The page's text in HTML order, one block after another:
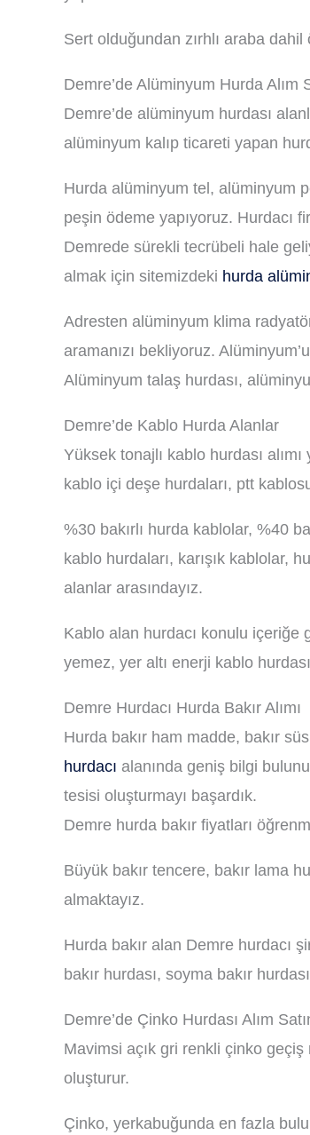
Sert olduğundan zırhlı araba dahil
Demre’de Alüminyum Hurda Alım
Demre’de alüminyum hurdası
alüminyum kalıp ticareti yapan
Hurda alüminyum tel, alüminyum
peşin ödeme yapıyoruz. Hurdacı
Demrede sürekli tecrübeli hale
almak için sitemizdeki hurda
Adresten alüminyum klima
aramanızı bekliyoruz.
Alüminyum talaş hurdası,
Demre’de Kablo Hurda Alanlar
Yüksek tonajlı kablo hurdası
kablo içi deşe hurdaları, ptt
%30 bakırlı hurda kablolar, %40
kablo hurdaları, karışık kablolar,
alanlar arasındayız.
Kablo alan hurdacı konulu içeriğe
yemez, yer altı enerji kablo
Demre Hurdacı Hurda Bakır Alımı
Hurda bakır ham madde, bakır
hurdacı alanında geniş bilgi
tesisi oluşturmayı başardık.
Demre hurda bakır fiyatları
Büyük bakır tencere, bakır lama
almaktayız.
Hurda bakır alan Demre hurdacı
bakır hurdası, soyma bakır
Demre’de Çinko Hurdası Alım
Mavimsi açık gri renkli çinko
oluşturur.
Çinko, yerkabuğunda en fazla